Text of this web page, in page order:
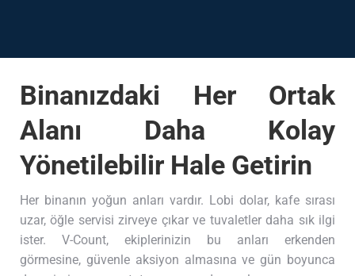
Binanızdaki Her Ortak
Alanı Daha Kolay
Yönetilebilir Hale Getirin
Her binanın yoğun anları vardır. Lobi dolar, kafe sırası
uzar, öğle servisi zirveye çıkar ve tuvaletler daha sık ilgi
ister. V-Count, ekiplerinizin bu anları erkenden
görmesine, güvenle aksiyon almasına ve gün boyunca